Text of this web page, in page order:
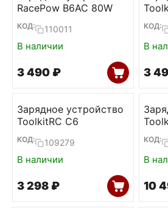
RacePow B6AC 80W
КОД: 110011
В наличии
3 490 ₽
КОД:
В
3
Зарядное устройство
ToolkitRC C6
КОД: 109279
В наличии
3 298 ₽
КОД:
В
10